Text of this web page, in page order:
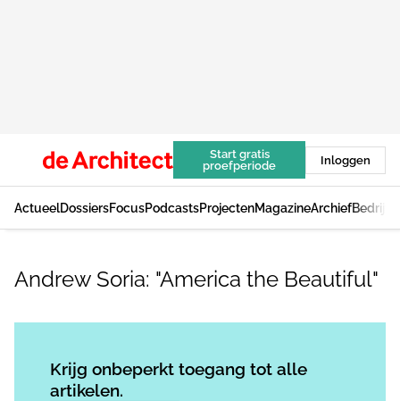
Start gratis
proefperiode
Inloggen
ActueelDossiersFocusPodcastsProjectenMagazineArchief
Andrew Soria: "America the Beautiful"
Krijg onbeperkt toegang tot alle
artikelen.